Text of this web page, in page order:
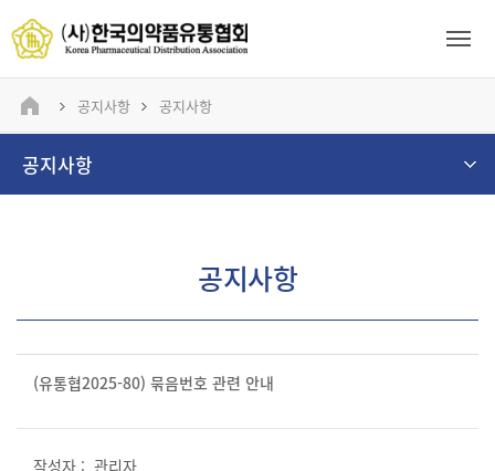
공지사항 공지사항
공지사항
공지사항
(유통협2025-80) 묶음번호 관련 안내
관리자